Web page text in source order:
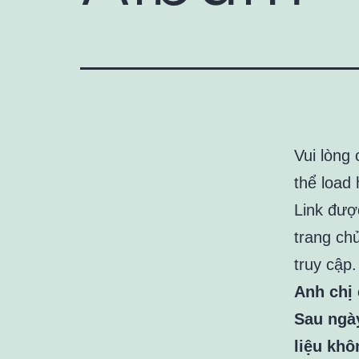
Vui lòng
thể load
Link
trang
truy cập.
Anh chị
Sau
liệu